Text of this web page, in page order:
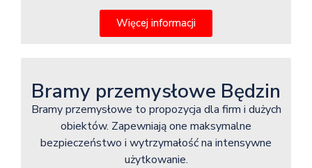
Więcej informacji
Bramy przemysłowe Będzin
Bramy przemysłowe to propozycja dla firm i dużych
obiektów. Zapewniają one maksymalne
bezpieczeństwo i wytrzymałość na intensywne
użytkowanie.